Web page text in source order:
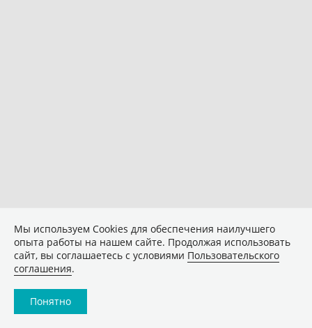
Мы используем Сookies для обеспечения наилучшего
опыта работы на нашем сайте. Продолжая использовать
сайт, вы соглашаетесь с условиями Пользовательского
соглашения.
Понятно